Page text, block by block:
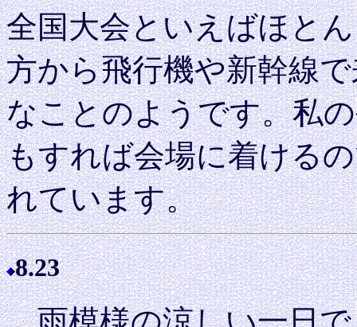
全国大会といえばほと
方から飛行機や新幹線
なことのようです。私
もすれば会場に着ける
れています。
8.23